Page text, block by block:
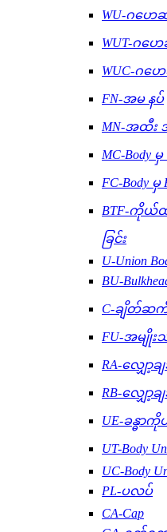
WU-ဂဟေ
WUT-ဂ
WUC-ဂ
FN-အမ နပ်
MN-အထီး
MC-Body
FC-Body မှ
BTF-ကိုယ်
ခြင်း
U-Union
BU-
C-ချိတ်ဆ
FU-အမျိုး
RA-လျှေ
RB-လျှော့
UE-ခန္ဓ
UT-Body
UC-Body
PL-ပလပ်
CA-Cap